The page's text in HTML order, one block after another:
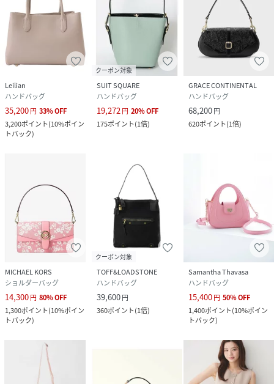
Leilian
ハンドバッグ
35,200円 33%OFF
3,200ポイント(10%ポイン
トバック)
クーポン対象
SUIT SQUARE
ハンドバッグ
19,272円 20%OFF
175ポイント(1倍)
GRACE CONTINENTAL
ハンドバッグ
68,200円
620ポイント(1倍)
MICHAEL KORS
ショルダーバッグ
14,300円 80%OFF
1,300ポイント(10%ポイン
トバック)
クーポン対象
TOFF&LOADSTONE
ハンドバッグ
39,600円
360ポイント(1倍)
Samantha Thavasa
ハンドバッグ
15,400円 50%OFF
1,400ポイント(10%ポイン
トバック)